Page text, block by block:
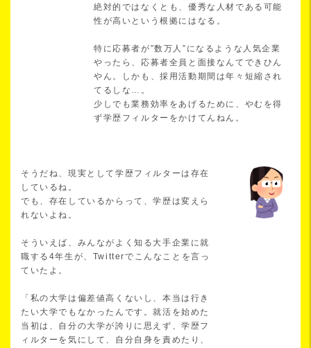
絶対的ではなくとも、優秀な人材である可能
性が高いという根拠にはなる。
特に応募者が”数万人”になるような人気企業
やったら、応募者全員と面接なんてできひん
やん。しかも、採用活動期間は年々短縮され
てるしな…。
少しでも業務効率をあげるために、やむを得
ず学歴フィルターをかけてんねん。
そうだね、現実として学歴フィルターは存在
しているね。
でも、存在しているからって、学歴は変えら
れないよね。
そういえば、みんながよく知る大手企業に就
職する4年生が、Twitterでこんなことを言っ
ていたよ。
「私の大学は偏差値高くないし、本当は行き
たい大学でもなかったんです。就活を始めた
当初は、自分の大学が誇りに思えず、学歴フ
ィルターを気にして、自分自身を責めたり、